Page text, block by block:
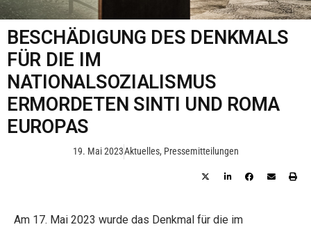
BESCHÄDIGUNG DES DENKMALS
FÜR DIE IM
NATIONALSOZIALISMUS
ERMORDETEN SINTI UND ROMA
EUROPAS
19. Mai 2023Aktuelles, Pressemitteilungen
Am 17. Mai 2023 wurde das Denkmal für die im